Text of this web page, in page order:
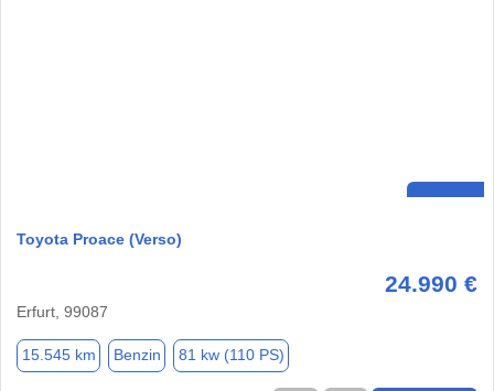
Toyota Proace (Verso)
24.990 €
Erfurt, 99087
15.545 km Benzin 81 kw (110 PS)